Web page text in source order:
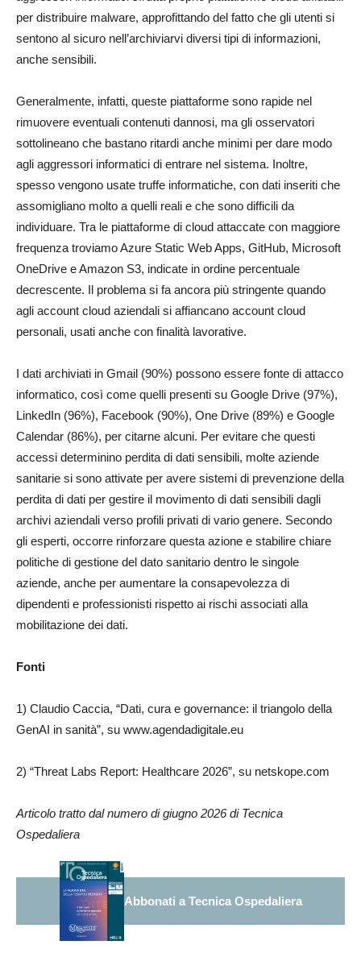
per distribuire malware, approfittando del fatto che gli utenti si
sentono al sicuro nell’archiviarvi diversi tipi di informazioni,
anche sensibili.
Generalmente, infatti, queste piattaforme sono rapide nel
rimuovere eventuali contenuti dannosi, ma gli osservatori
sottolineano che bastano ritardi anche minimi per dare modo
agli aggressori informatici di entrare nel sistema. Inoltre,
spesso vengono usate truffe informatiche, con dati inseriti che
assomigliano molto a quelli reali e che sono difficili da
individuare. Tra le piattaforme di cloud attaccate con maggiore
frequenza troviamo Azure Static Web Apps, GitHub, Microsoft
OneDrive e Amazon S3, indicate in ordine percentuale
decrescente. Il problema si fa ancora più stringente quando
agli account cloud aziendali si affiancano account cloud
personali, usati anche con finalità lavorative.
I dati archiviati in Gmail (90%) possono essere fonte di attacco
informatico, così come quelli presenti su Google Drive (97%),
LinkedIn (96%), Facebook (90%), One Drive (89%) e Google
Calendar (86%), per citarne alcuni. Per evitare che questi
accessi determinino perdita di dati sensibili, molte aziende
sanitarie si sono attivate per avere sistemi di prevenzione della
perdita di dati per gestire il movimento di dati sensibili dagli
archivi aziendali verso profili privati di vario genere. Secondo
gli esperti, occorre rinforzare questa azione e stabilire chiare
politiche di gestione del dato sanitario dentro le singole
aziende, anche per aumentare la consapevolezza di
dipendenti e professionisti rispetto ai rischi associati alla
mobilitazione dei dati.
Fonti
1) Claudio Caccia, “Dati, cura e governance: il triangolo della
GenAI in sanità”, su www.agendadigitale.eu
2) “Threat Labs Report: Healthcare 2026”, su netskope.com
Articolo tratto dal numero di giugno 2026 di Tecnica
Ospedaliera
Abbonati a Tecnica Ospedaliera